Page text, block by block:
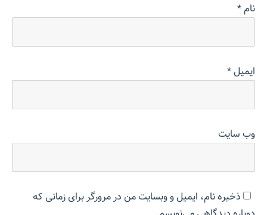
نام*
ایمیل*
وب‌ سایت
ذخیره نام، ایمیل و وبسایت من در مرورگر برای زمانی که